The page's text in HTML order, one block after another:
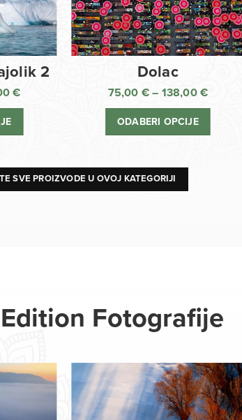
2
€
138,00 €
Dolac
75,00 € – 138,00 €
cijena:
ODABERI OPCIJE
SVE PROIZVODE U OVOJ KATEGORIJI
Fotografije